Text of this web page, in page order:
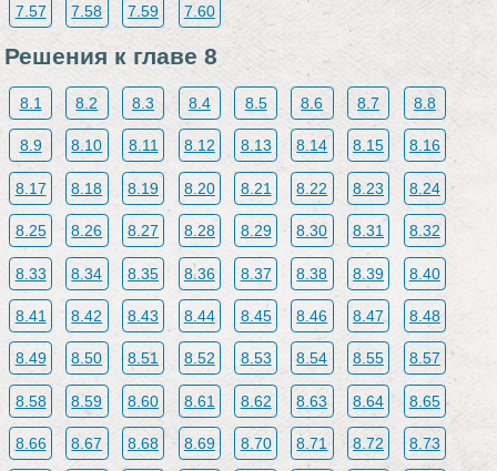
7.57 7.58 7.59 7.60
Решения к главе 8
8.1 8.2 8.3 8.4 8.5 8.6 8.7 8.8
8.9 8.10 8.11 8.12 8.13 8.14 8.15 8.16
8.17 8.18 8.19 8.20 8.21 8.22 8.23 8.24
8.25 8.26 8.27 8.28 8.29 8.30 8.31 8.32
8.33 8.34 8.35 8.36 8.37 8.38 8.39 8.40
8.41 8.42 8.43 8.44 8.45 8.46 8.47 8.48
8.49 8.50 8.51 8.52 8.53 8.54 8.55 8.57
8.58 8.59 8.60 8.61 8.62 8.63 8.64 8.65
8.66 8.67 8.68 8.69 8.70 8.71 8.72 8.73